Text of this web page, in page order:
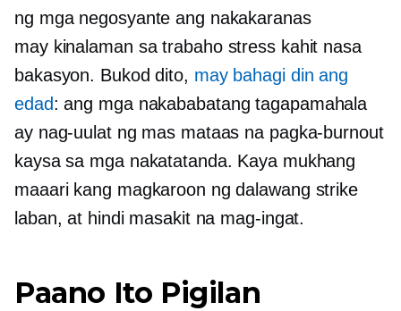
ng mga negosyante ang nakakaranas
may kinalaman sa trabahostress kahit nasa
bakasyon. Bukod dito, may bahagi din ang
edad: ang mga nakababatang tagapamahala
ay nag-uulat ng mas mataas na pagka-burnout
kaysa sa mga nakatatanda. Kaya mukhang
maaari kang magkaroon ng dalawang strike
laban, at hindi masakit na mag-ingat.
Paano Ito Pigilan